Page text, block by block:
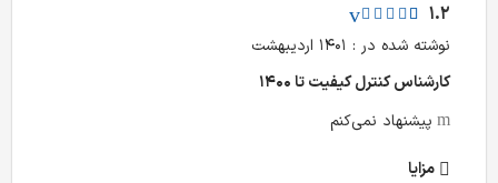
1.2
نوشته شده در : ۱۴۰۱ اردیبهشت
کارشناس کنترل کیفیت تا ۱۴۰۰
پیشنهاد نمی‌کنم
مزایا